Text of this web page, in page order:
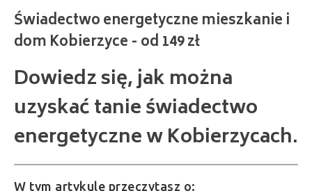
Dowiedz się, jak można
uzyskać tanie świadectwo
energetyczne w Kobierzycach.
W tym artykule przeczytasz o: